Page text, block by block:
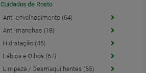
Cuidados de Rosto
Anti-envelhecimento (64)
Anti-manchas (18)
Hidratação (45)
Lábios e Olhos (67)
Limpeza / Desmaquilhantes (55)